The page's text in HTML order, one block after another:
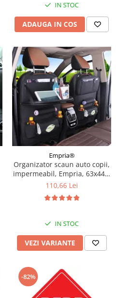
IN STOC
ADAUGA IN COS
Empria®
Organizator scaun auto copii,
impermeabil, Empria, 63x44.5
cm, Diverse culori
110,66 Lei
IN STOC
VEZI VARIANTE
-82%